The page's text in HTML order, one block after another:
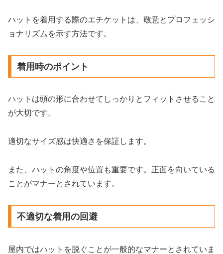
ハットを着用する際のエチケットは、敬意とプロフェッシ
ョナリズムを示す方法です。
着用時のポイント
ハットは頭の形に合わせてしっかりとフィットさせること
が大切です。
適切なサイズ感は快適さを保証します。
また、ハットの角度や位置も重要です。正面を向いている
ことがマナーとされています。
不適切な着用の回避
屋内ではハットを脱ぐことが一般的なマナーとされていま